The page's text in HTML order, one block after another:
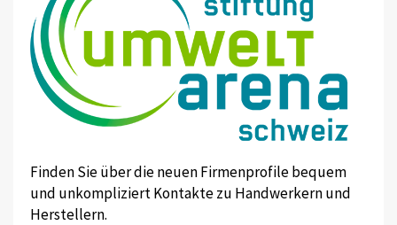
Finden Sie über die neuen Firmenprofile bequem
und unkompliziert Kontakte zu Handwerkern und
Herstellern.